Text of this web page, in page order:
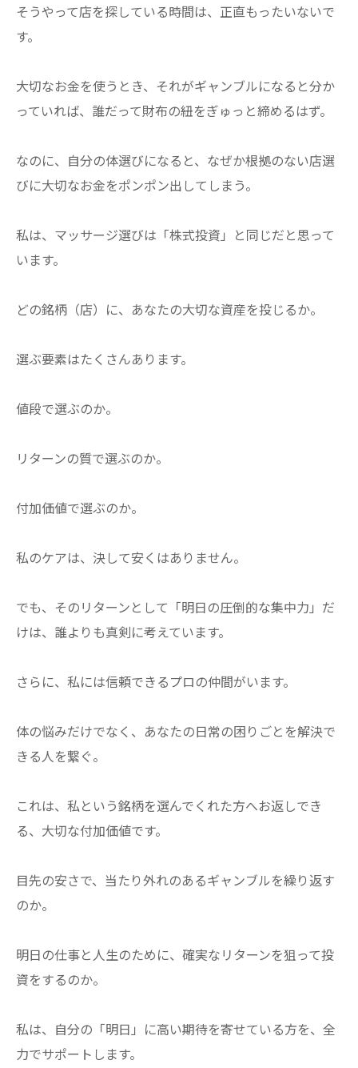
そうやって店を探している時間は、正直もったいないで
す。
​大切なお金を使うとき、それがギャンブルになると分か
っていれば、誰だって財布の紐をぎゅっと締めるはず。
なのに、自分の体選びになると、なぜか根拠のない店選
びに大切なお金をポンポン出してしまう。
​私は、マッサージ選びは「株式投資」と同じだと思って
います。
​どの銘柄（店）に、あなたの大切な資産を投じるか。
選ぶ要素はたくさんあります。
​値段で選ぶのか。
リターンの質で選ぶのか。
付加価値で選ぶのか。
​私のケアは、決して安くはありません。
でも、そのリターンとして「明日の圧倒的な集中力」だ
けは、誰よりも真剣に考えています。
​さらに、私には信頼できるプロの仲間がいます。
体の悩みだけでなく、あなたの日常の困りごとを解決で
きる人を繋ぐ。
これは、私という銘柄を選んでくれた方へお返しでき
る、大切な付加価値です。
​目先の安さで、当たり外れのあるギャンブルを繰り返す
のか。
明日の仕事と人生のために、確実なリターンを狙って投
資をするのか。
​私は、自分の「明日」に高い期待を寄せている方を、全
力でサポートします。